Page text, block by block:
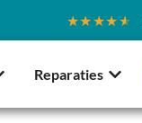
★★★★★
Reparaties